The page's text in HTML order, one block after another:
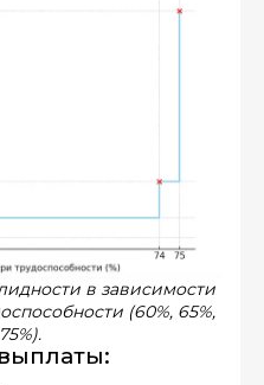
в зависимости
(60%, 65%,